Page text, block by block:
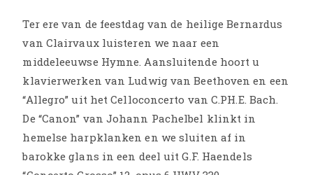
Ter ere van de feestdag van de heilige Bernardus
van Clairvaux luisteren we naar een
middeleeuwse Hymne. Aansluitende hoort u
klavierwerken van Ludwig van Beethoven en een
“Allegro” uit het Celloconcerto van C.PH.E. Bach.
De “Canon” van Johann Pachelbel klinkt in
hemelse harpklanken en we sluiten af in
barokke glans in een deel uit G.F. Haendels